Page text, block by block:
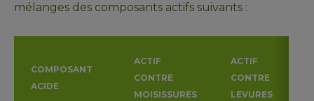
mélanges des composants actifs suivants :
COMPOSANT
ACIDE
ACTIF
CONTRE
MOISISSURES
ACTIF
CONTRE
LEVURES